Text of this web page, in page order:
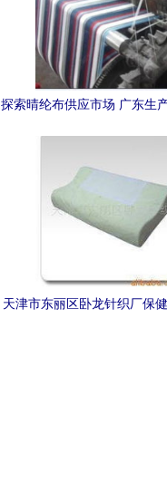
探索晴纶布供应市场 广东生
天津市东丽区卧龙针织厂保